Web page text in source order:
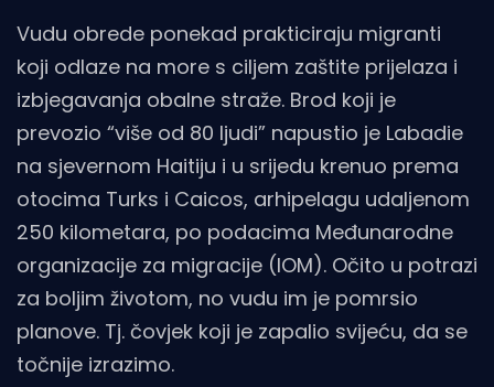
Vudu obrede ponekad prakticiraju migranti
koji odlaze na more s ciljem zaštite prijelaza i
izbjegavanja obalne straže. Brod koji je
prevozio “više od 80 ljudi” napustio je Labadie
na sjevernom Haitiju i u srijedu krenuo prema
otocima Turks i Caicos, arhipelagu udaljenom
250 kilometara, po podacima Međunarodne
organizacije za migracije (IOM). Očito u potrazi
za boljim životom, no vudu im je pomrsio
planove. Tj. čovjek koji je zapalio svijeću, da se
točnije izrazimo.